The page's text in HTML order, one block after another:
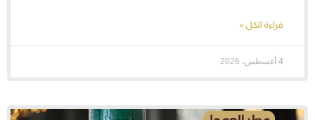
قراءة الكل »
4 أغسطس، 2026